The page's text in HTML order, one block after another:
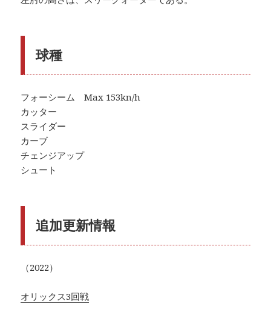
球種
フォーシーム Max 153kn/h
カッター
スライダー
カーブ
チェンジアップ
シュート
追加更新情報
（2022）
オリックス3回戦